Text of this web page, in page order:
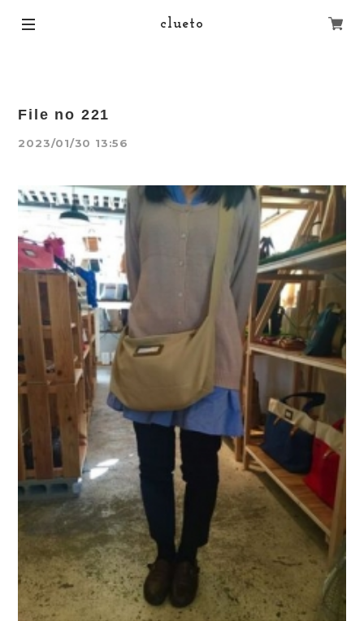
clueto
File no 221
2023/01/30 13:56